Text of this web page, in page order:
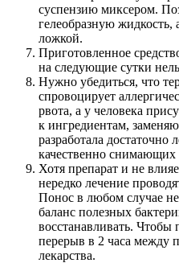
суспензию миксером.
гелеобразную жидкость,
ложкой.
Приготовленное
на следующие сутки
Нужно убедиться, что
спровоцирует
рвота, а у человека
к ингредиентам,
разработала достаточно
качественно снимающих
Хотя препарат и не
нередко лечение
Понос в любом случае
баланс полезных
восстанавливать. Чтобы
перерыв в 2 часа между
лекарства.